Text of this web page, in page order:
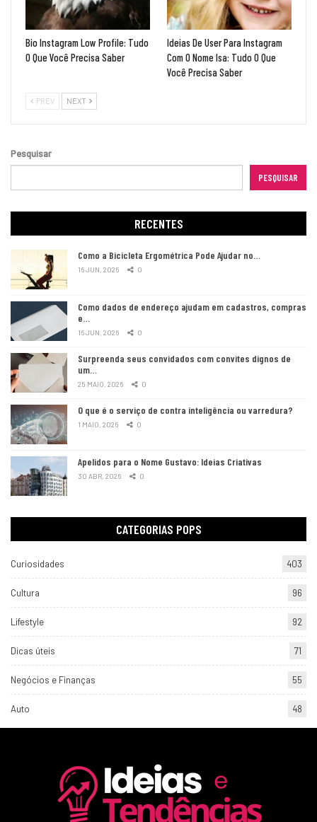
Bio Instagram Low Profile: Tudo
O Que Você Precisa Saber
Ideias De User Para Instagram
Com O Nome Isa: Tudo O Que
Você Precisa Saber
PREV NEXT
Pesquisar
PESQUISAR
RECENTES
Como a Bicicleta Ergométrica Pode Ajudar no…
16 JUN, 2026 0
Como dados de endereço ajudam em cadastros, compras
e…
16 JUN, 2026 0
Surpreenda seus convidados com convites dignos de
um…
25 MAIO, 2026 0
O que é o serviço de contra inteligência ou varredura?
1 MAIO, 2026 0
Apelidos para o Nome Gustavo: Ideias Criativas
30 ABR, 2026 0
CATEGORIAS POPS
Curiosidades 403
Cultura 96
Lifestyle 92
Dicas úteis 71
Negócios e Finanças 55
Auto 48